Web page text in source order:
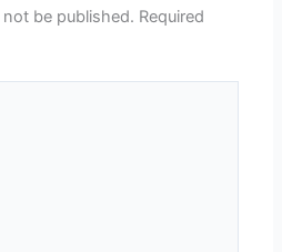
be published. Required